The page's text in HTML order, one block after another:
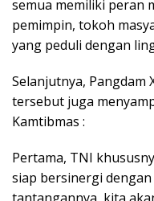
semua memiliki peran
pemimpin, tokoh
yang peduli dengan
Selanjutnya, Pangdam
tersebut juga
Kamtibmas :
Pertama, TNI
siap bersinergi